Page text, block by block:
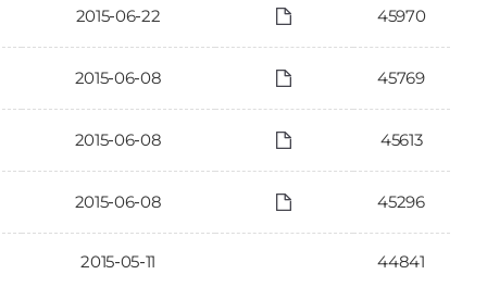
2015-06-22 45970
2015-06-08 45769
2015-06-08 45613
2015-06-08 45296
2015-05-11 44841